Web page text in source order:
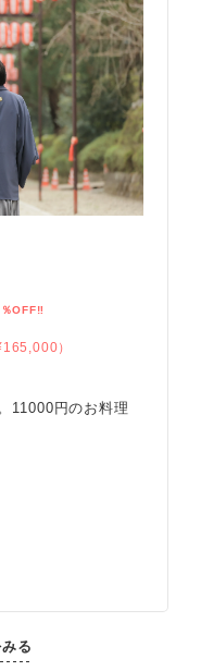
OFF‼
）
11000円のお料理
る